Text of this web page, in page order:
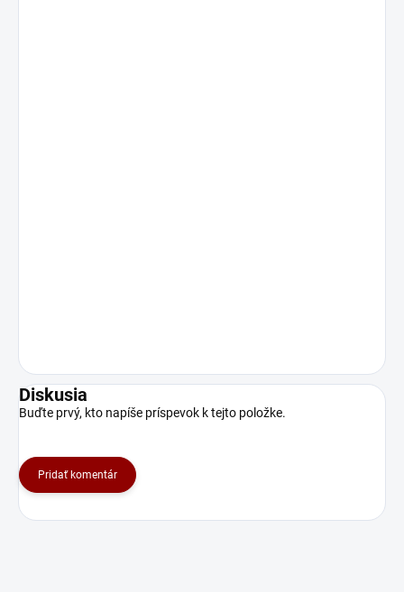
Diskusia
Buďte prvý, kto napíše príspevok k tejto položke.
Pridať komentár